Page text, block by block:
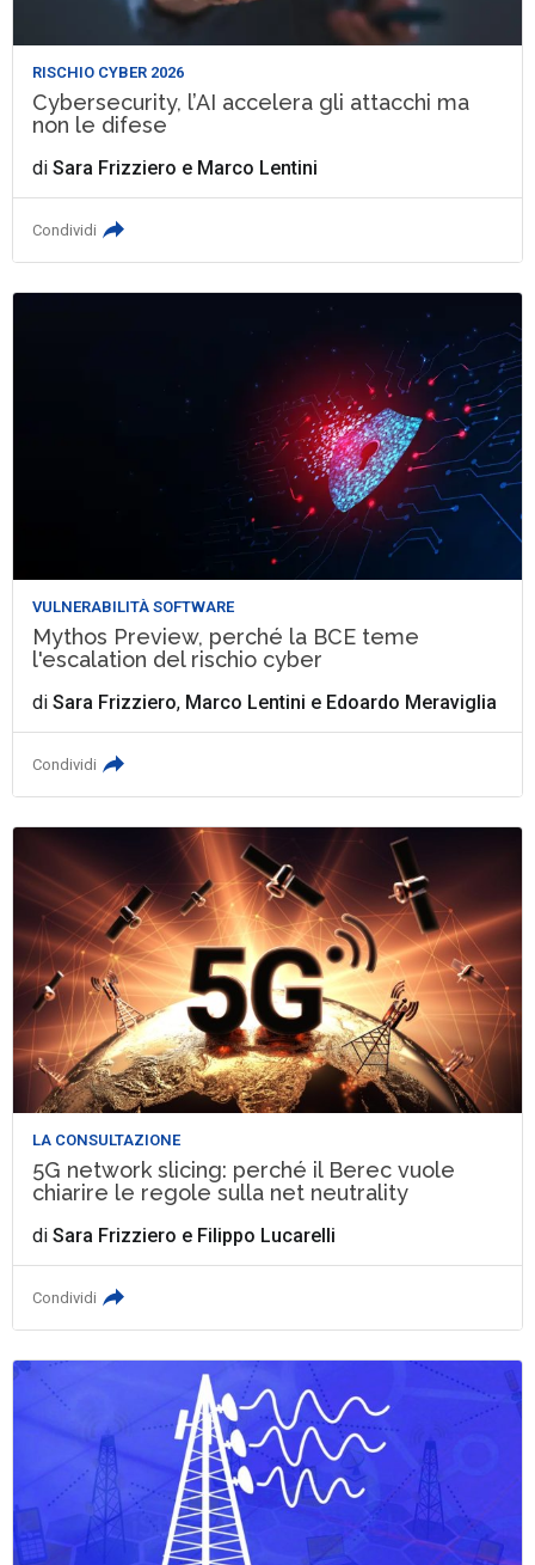
RISCHIO CYBER 2026
Cybersecurity, l’AI accelera gli attacchi ma
non le difese
diSara Frizziero e Marco Lentini
Condividi
VULNERABILITÀ SOFTWARE
Mythos Preview, perché la BCE teme
l'escalation del rischio cyber
diSara Frizziero, Marco Lentini e Edoardo Meraviglia
Condividi
LA CONSULTAZIONE
5G network slicing: perché il Berec vuole
chiarire le regole sulla net neutrality
diSara Frizziero e Filippo Lucarelli
Condividi